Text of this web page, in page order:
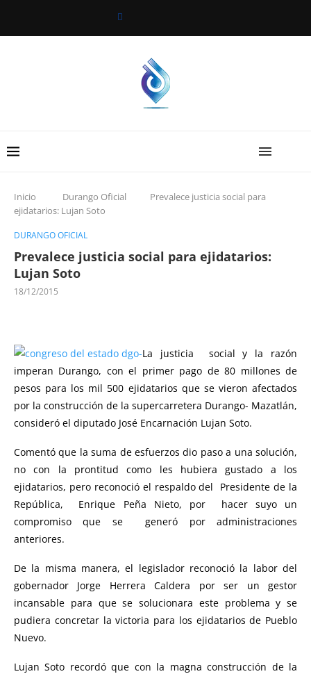
Inicio Durango Oficial
Prevalece justicia social para
ejidatarios: Lujan Soto
DURANGO OFICIAL
Prevalece justicia social para ejidatarios:
Lujan Soto
18/12/2015
La justicia social y la razón
imperan Durango, con el primer pago de 80 millones de
pesos para los mil 500 ejidatarios que se vieron afectados
por la construcción de la supercarretera Durango- Mazatlán,
consideró el diputado José Encarnación Lujan Soto.
Comentó que la suma de esfuerzos dio paso a una solución,
no con la prontitud como les hubiera gustado a los
ejidatarios, pero reconoció el respaldo del Presidente de la
República, Enrique Peña Nieto, por hacer suyo un
compromiso que se generó por administraciones
anteriores.
De la misma manera, el legislador reconoció la labor del
gobernador Jorge Herrera Caldera por ser un gestor
incansable para que se solucionara este problema y se
pudiera concretar la victoria para los ejidatarios de Pueblo
Nuevo.
Lujan Soto recordó que con la magna construcción de la